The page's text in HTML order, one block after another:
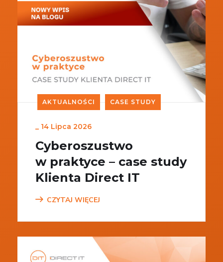
AKTUALNOŚCI CASE STUDY
_ 14 Lipca 2026
Cyberoszustwo
w praktyce – case study
Klienta Direct IT
CZYTAJ WIĘCEJ